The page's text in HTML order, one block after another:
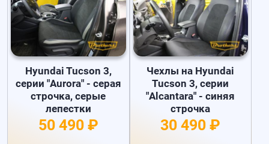
Hyundai Tucson 3,
серии "Aurora" - серая
строчка, серые
лепестки
50 490 ₽
Чехлы на Hyundai
Tucson 3, серии
"Alcantara" - синяя
строчка
30 490 ₽